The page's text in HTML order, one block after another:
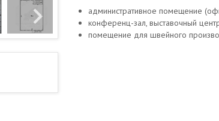
административное помещение
конференц-зал, выставочный
помещение для швейного